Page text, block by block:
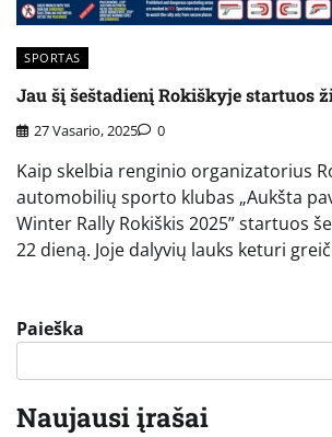
SPORTAS
Jau šį šeštadienį Rokiškyje startuos
27 Vasario, 2025 0
Kaip skelbia renginio organizatorius
automobilių sporto klubas „Aukšta
Winter Rally Rokiškis 2025” startuos
22 dieną. Joje dalyvių lauks keturi
Paieška
Naujausi įrašai